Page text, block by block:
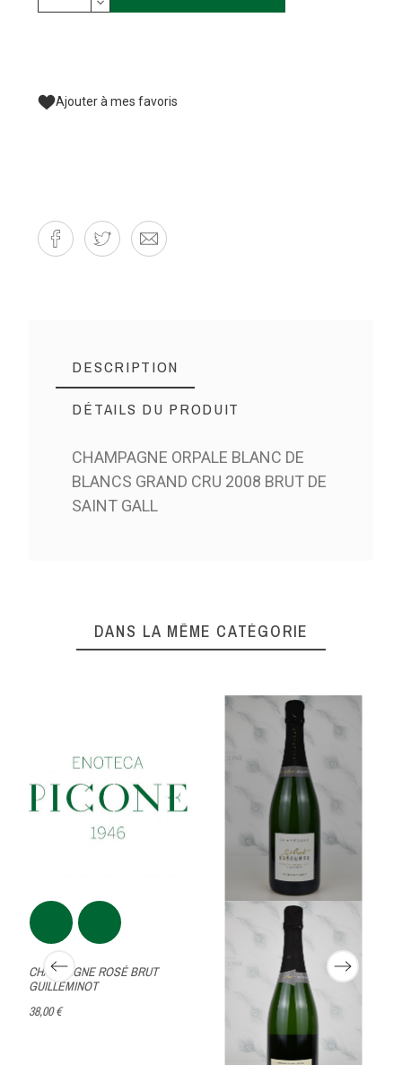
Ajouter à mes favoris
DESCRIPTION
DÉTAILS DU PRODUIT
CHAMPAGNE ORPALE BLANC DE
BLANCS GRAND CRU 2008 BRUT DE
SAINT GALL
DANS LA MÊME CATÉGORIE
CHAMPAGNE ROSÉ BRUT
GUILLEMINOT
38,00 €